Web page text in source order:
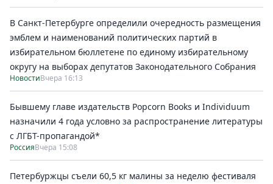
В Санкт-Петербурге определили очередность размещения
эмблем и наименований политических партий в
избирательном бюллетене по единому избирательному
округу на выборах депутатов Законодательного Собрания
НовостиВчера 16:13
Бывшему главе издательств Popcorn Books и Individuum
назначили 4 года условно за распространение литературы
с ЛГБТ-пропагандой*
РоссияВчера 15:08
Петербуржцы съели 60,5 кг малины за неделю фестиваля